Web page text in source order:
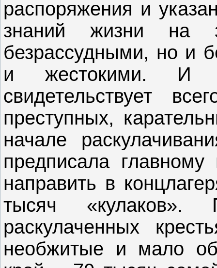
распоряжения и
знаний жизни на
безрассудными, но и
и жестокими. И
свидетельствует
преступных,
начале
предписала главному
направить в
тысяч «кулаков».
раскулаченных
необжитые и мало